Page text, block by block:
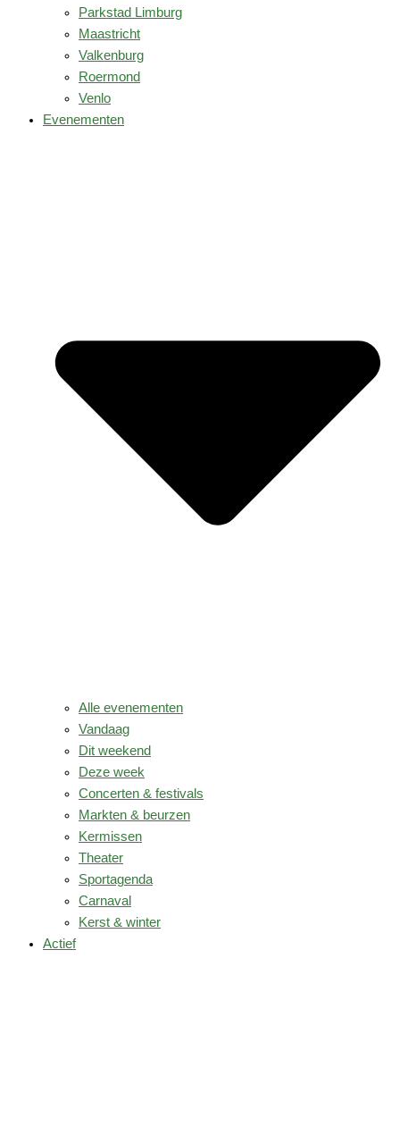
Parkstad Limburg
Maastricht
Valkenburg
Roermond
Venlo
Evenementen
Alle evenementen
Vandaag
Dit weekend
Deze week
Concerten & festivals
Markten & beurzen
Kermissen
Theater
Sportagenda
Carnaval
Kerst & winter
Actief